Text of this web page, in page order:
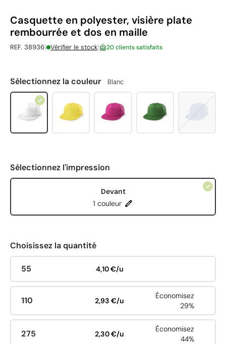
Casquette en polyester, visière plate
rembourrée et dos en maille
REF. 38936| Vérifier le stock| 20 clients satisfaits
Sélectionnez la couleur Blanc
Sélectionnez l'impression
Devant
1 couleur
Choisissez la quantité
55 4,10 €/u
110 2,93 €/u
Économisez
29%
275 2,30 €/u
Économisez
44%